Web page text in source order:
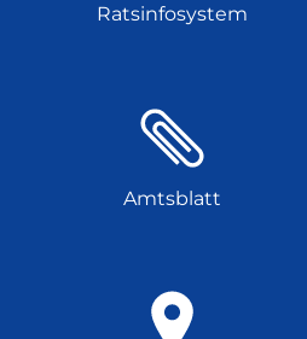
Ratsinfosystem
Amtsblatt